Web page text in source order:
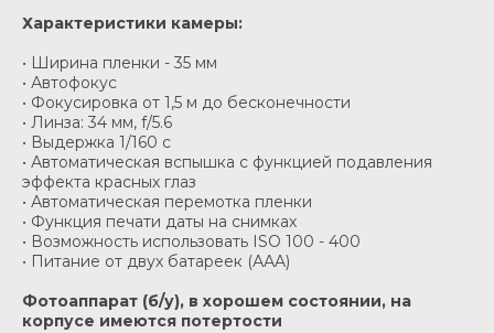
Характеристики камеры:
• Ширина пленки - 35 мм
• Автофокус
• Фокусировка от 1,5 м до бесконечности
• Линза: 34 мм, f/5.6
• Выдержка 1/160 c
• Автоматическая вспышка с функцией подавления
эффекта красных глаз
• Автоматическая перемотка пленки
• Функция печати даты на снимках
• Возможность использовать ISO 100 - 400
• Питание от двух батареек (ААA)
Фотоаппарат (б/у), в хорошем состоянии, на
корпусе имеются потертости